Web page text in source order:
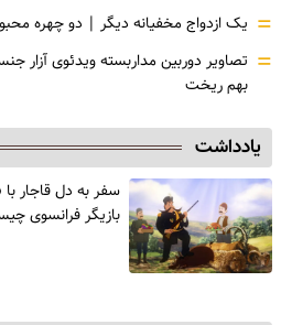
= یک ازدواج مخفیانه دیگر | دو چهره
= تصاویر دوربین مداربسته ویدئوی آزار
بهم ریخت
یادداشت
سفر به دل قاجار
‌بازیگر فرانسوی